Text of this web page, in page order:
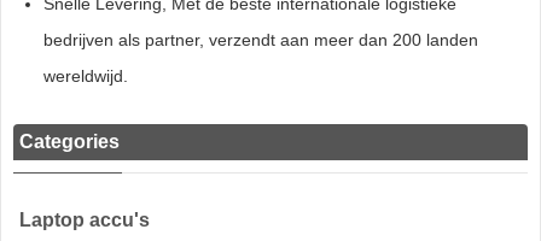
bedrijven als partner, verzendt aan meer dan 200 landen
wereldwijd.
Categories
Laptop accu's